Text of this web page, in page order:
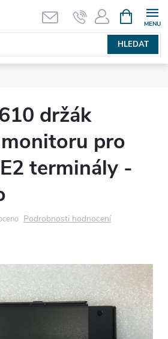
HLEDAT
NÁKUPNÍ
KOŠÍK
držák
pro
terminály -
Podrobnosti hodnocení